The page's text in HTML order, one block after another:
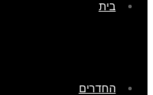
בית
החדרים